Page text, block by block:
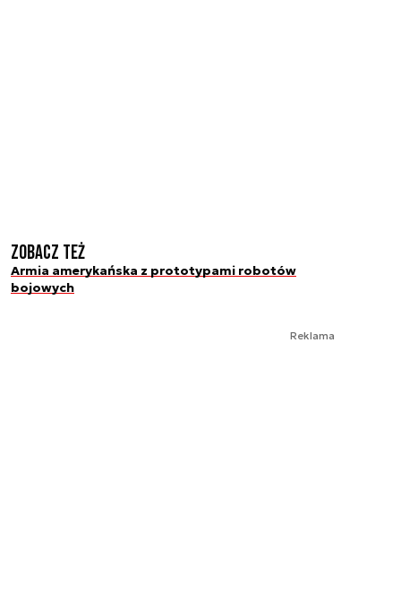
Zobacz też
Armia amerykańska z prototypami robotów
bojowych
Reklama